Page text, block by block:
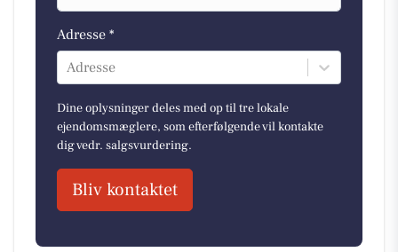
Adresse *
Adresse
Dine oplysninger deles med op til tre lokale
ejendomsmæglere, som efterfølgende vil kontakte
dig vedr. salgsvurdering.
Bliv kontaktet